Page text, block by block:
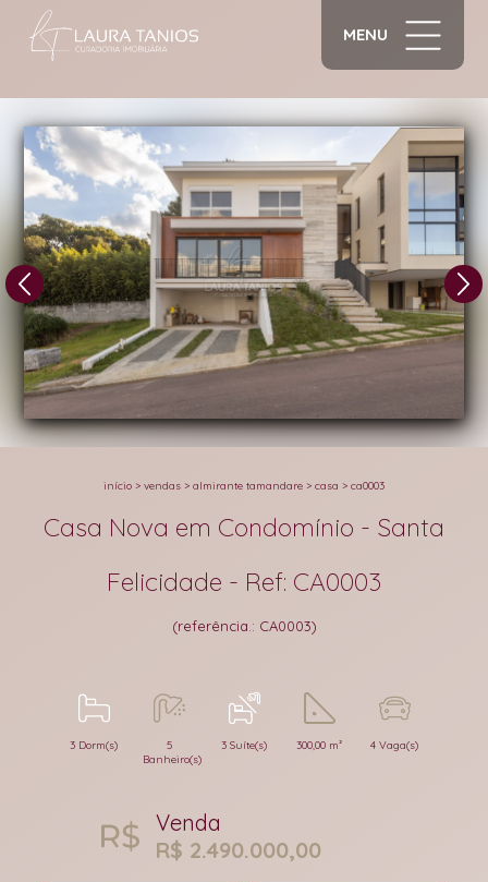
MENU
início > vendas > almirante tamandare > casa > ca0003
Casa Nova em Condomínio - Santa
Felicidade - Ref: CA0003
(referência.: CA0003)
3 Dorm(s)
5
Banheiro(s)
3 Suíte(s) 300,00 m² 4 Vaga(s)
Venda
R$ 2.490.000,00